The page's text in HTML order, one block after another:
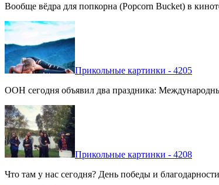
Вообще вёдра для попкорна (Popcorn Bucket) в
Прикольные картинки - 4205
ООН сегодня объявил два праздника:
Прикольные картинки - 4208
Что там у нас сегодня? День победы и